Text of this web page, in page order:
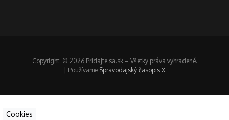
Copyright: © 2026 Pridajte sa.sk – Všetky práva vyhradené.
| Používame Spravodajský časopis X
Cookies